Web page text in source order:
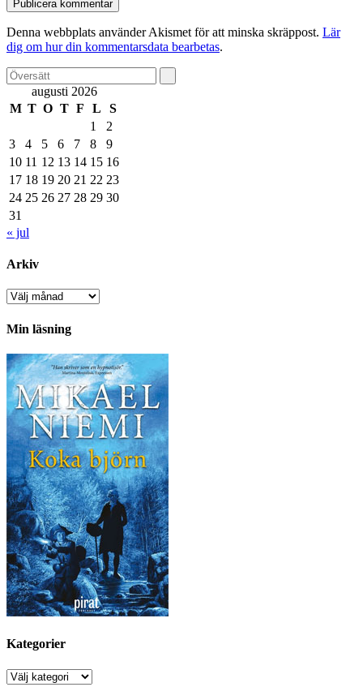
Denna webbplats använder Akismet för att minska skräppost. Lär
dig om hur din kommentarsdata bearbetas.
augusti 2026
M T O T F L
S
1
2
3
4 5 6 7 8
9
10 11 12 13 14 15 16
17 18 19 20 21 22 23
24 25 26 27 28 29 30
31
« jul
Arkiv
Arkiv
Min läsning
Kategorier
Kategorier